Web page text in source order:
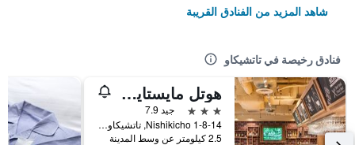
شاهد المزيد من الفنادق القريبة
فنادق رخيصة في تاتشيكاو
هوتل مايستايز تاشيكاوا
3 نجوم
جيد 7.9
1-8-14 Nishikicho, تاتشيكاو, اليابان
2.5 كيلومتر عن وسط المدينة